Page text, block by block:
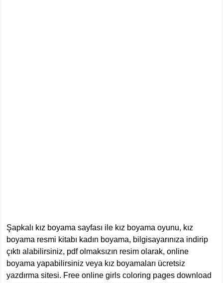
Şapkalı kız boyama sayfası ile kız boyama oyunu, kız
boyama resmi kitabı kadın boyama, bilgisayarınıza indirip
çıktı alabilirsiniz, pdf olmaksızın resim olarak, online
boyama yapabilirsiniz veya kız boyamaları ücretsiz
yazdırma sitesi. Free online girls coloring pages download